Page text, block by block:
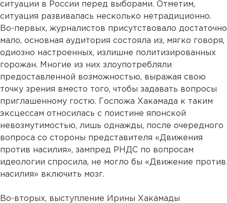
ситуации в России перед выборами. Отметим,
ситуация развивалась несколько нетрадиционно.
Во-первых, журналистов присутствовало достаточно
мало, основная аудитория состояла из, мягко говоря,
одиозно настроенных, излишне политизированных
горожан. Многие из них злоупотребляли
предоставленной возможностью, выражая свою
точку зрения вместо того, чтобы задавать вопросы
приглашенному гостю. Госпожа Хакамада к таким
эксцессам относилась с поистине японской
невозмутимостью, лишь однажды, после очередного
вопроса со стороны представителя «Движения
против насилия», зампред РНДС по вопросам
идеологии спросила, не могло бы «Движение против
насилия» включить мозг.
Во-вторых, выступление Ирины Хакамады